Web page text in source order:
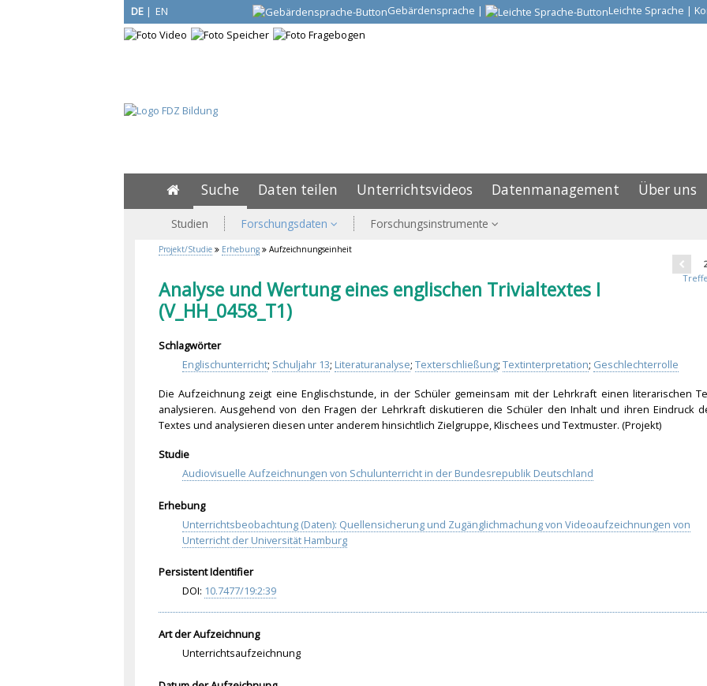
DE | EN Gebärdensprache | Leichte Sprache |
Suche Daten teilen Unterrichtsvideos Datenmanagement Über uns
Studien Forschungsdaten Forschungsinstrumente
Projekt/Studie Erhebung Aufzeichnungseinheit
Analyse und Wertung eines englischen Trivialtextes I
(V_HH_0458_T1)
Schlagwörter
Englischunterricht; Schuljahr 13; Literaturanalyse; Texterschließung; Textinterpretation; Geschlechterrolle
Die Aufzeichnung zeigt eine Englischstunde, in der Schüler gemeinsam mit der Lehrkraft einen literarischen
analysieren. Ausgehend von den Fragen der Lehrkraft diskutieren die Schüler den Inhalt und ihren Eindruck
Textes und analysieren diesen unter anderem hinsichtlich Zielgruppe, Klischees und Textmuster. (Projekt)
Studie
Audiovisuelle Aufzeichnungen von Schulunterricht in der Bundesrepublik Deutschland
Erhebung
Unterrichtsbeobachtung (Daten): Quellensicherung und Zugänglichmachung von Videoaufzeichnungen von
Unterricht der Universität Hamburg
Persistent Identifier
DOI: 10.7477/19:2:39
Art der Aufzeichnung
Unterrichtsaufzeichnung